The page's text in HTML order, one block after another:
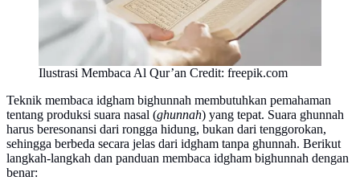
Ilustrasi Membaca Al Qur’an Credit: freepik.com
Teknik membaca idgham bighunnah membutuhkan pemahaman
tentang produksi suara nasal (ghunnah) yang tepat. Suara ghunnah
harus beresonansi dari rongga hidung, bukan dari tenggorokan,
sehingga berbeda secara jelas dari idgham tanpa ghunnah. Berikut
langkah-langkah dan panduan membaca idgham bighunnah dengan
benar: